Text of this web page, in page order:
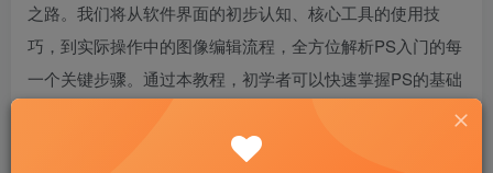
之路。我们将从软件界面的初步认知、核心工具的使用技
巧，到实际操作中的图像编辑流程，全方位解析PS入门的每
一个关键步骤。通过本教程，初学者可以快速掌握PS的基础
知识，理解图层管理、选择工具的高效应用，以及基础调整
和特效的添加，从而在图像处理的道路上迈出坚实的第一